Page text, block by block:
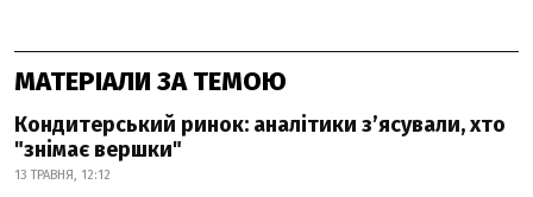
МАТЕРІАЛИ ЗА ТЕМОЮ
Кондитерський ринок: аналітики з’ясували, хто
"знімає вершки"
13 ТРАВНЯ, 12:12